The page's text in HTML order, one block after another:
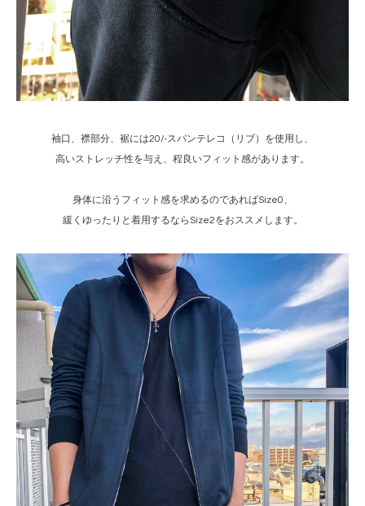
袖口、襟部分、裾には20/-スパンテレコ（リブ）を使用し、
高いストレッチ性を与え、程良いフィット感があります。
身体に沿うフィット感を求めるのであればSize0、
緩くゆったりと着用するならSize2をおススメします。